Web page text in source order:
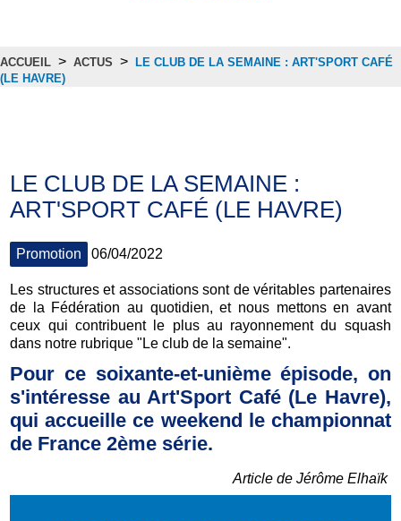
ACCUEIL > ACTUS > LE CLUB DE LA SEMAINE : ART'SPORT CAFÉ
(LE HAVRE)
LE CLUB DE LA SEMAINE :
ART'SPORT CAFÉ (LE HAVRE)
Promotion 06/04/2022
Les structures et associations sont de véritables partenaires
de la Fédération au quotidien, et nous mettons en avant
ceux qui contribuent le plus au rayonnement du squash
dans notre rubrique "Le club de la semaine".
Pour ce soixante-et-unième épisode, on
s'intéresse au Art'Sport Café (Le Havre),
qui accueille ce weekend le championnat
de France 2ème série.
Article de Jérôme Elhaïk